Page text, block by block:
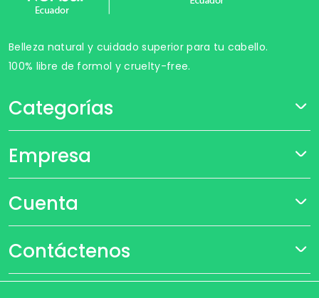
Belleza natural y cuidado superior para tu cabello.
100% libre de formol y cruelty-free.
Categorías
Empresa
Cuenta
Contáctenos